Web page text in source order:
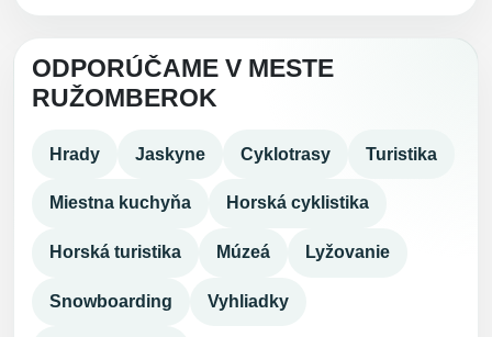
ODPORÚČAME V MESTE
RUŽOMBEROK
Hrady Jaskyne Cyklotrasy Turistika
Miestna kuchyňa Horská cyklistika
Horská turistika Múzeá Lyžovanie
Snowboarding Vyhliadky